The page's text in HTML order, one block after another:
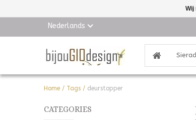
Nederlands
Home / Tags / deurstopper
CATEGORIES
Wij